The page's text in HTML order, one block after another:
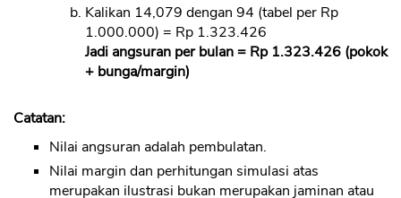
Kalikan 14,079 dengan 94 (tabel per Rp
1.000.000) = Rp 1.323.426
Jadi angsuran per bulan = Rp 1.323.426 (pokok
+ bunga/margin)
Catatan:
Nilai angsuran adalah pembulatan.
Nilai margin dan perhitungan simulasi atas
merupakan ilustrasi bukan merupakan jaminan atau